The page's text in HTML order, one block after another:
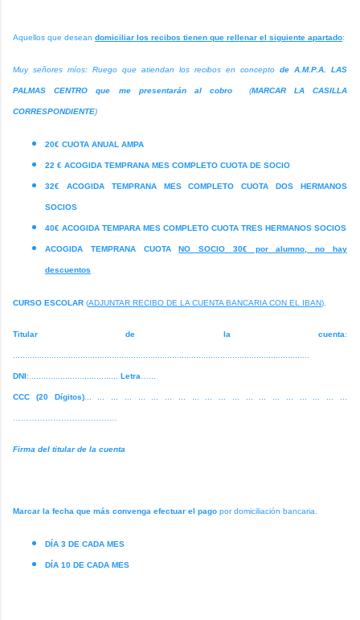
Aquellos que desean domiciliar los recibos tienen que rellenar el siguiente apartado:
Muy señores míos: Ruego que atiendan los recibos en concepto de A.M.P.A. LAS
PALMAS CENTRO que me presentarán al cobro (MARCAR LA CASILLA
CORRESPONDIENTE)
20€ CUOTA ANUAL AMPA
22 € ACOGIDA TEMPRANA MES COMPLETO CUOTA DE SOCIO
32€ ACOGIDA TEMPRANA MES COMPLETO CUOTA DOS HERMANOS
SOCIOS
40€ ACOGIDA TEMPARA MES COMPLETO CUOTA TRES HERMANOS SOCIOS
ACOGIDA TEMPRANA CUOTANO SOCIO 30€ por alumno, no hay
descuentos
CURSO ESCOLAR (ADJUNTAR RECIBO DE LA CUENTA BANCARIA CON EL IBAN).
Titular de la cuenta:
DNI:..................................... Letra
CCC (20 Dígitos)... ... ... ... ... ... ... ... ... ... ... ... ... ... ... ... ... ... ... ...
Firma del titular de la cuenta
Marcar la fecha que más convenga efectuar el pago por domiciliación bancaria.
DÍA 3 DE CADA MES
DÍA 10 DE CADA MES